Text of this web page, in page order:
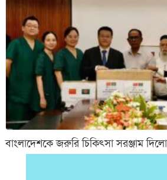
বাংলাদেশকে জরুরি চিকিৎসা সরঞ্জাম